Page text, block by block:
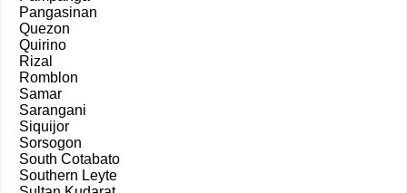
Pangasinan
Quezon
Quirino
Rizal
Romblon
Samar
Sarangani
Siquijor
Sorsogon
South Cotabato
Southern Leyte